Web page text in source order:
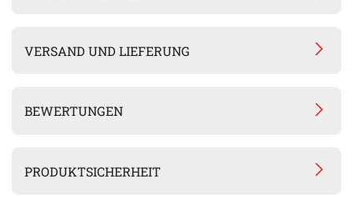
VERSAND UND LIEFERUNG
BEWERTUNGEN
PRODUKTSICHERHEIT